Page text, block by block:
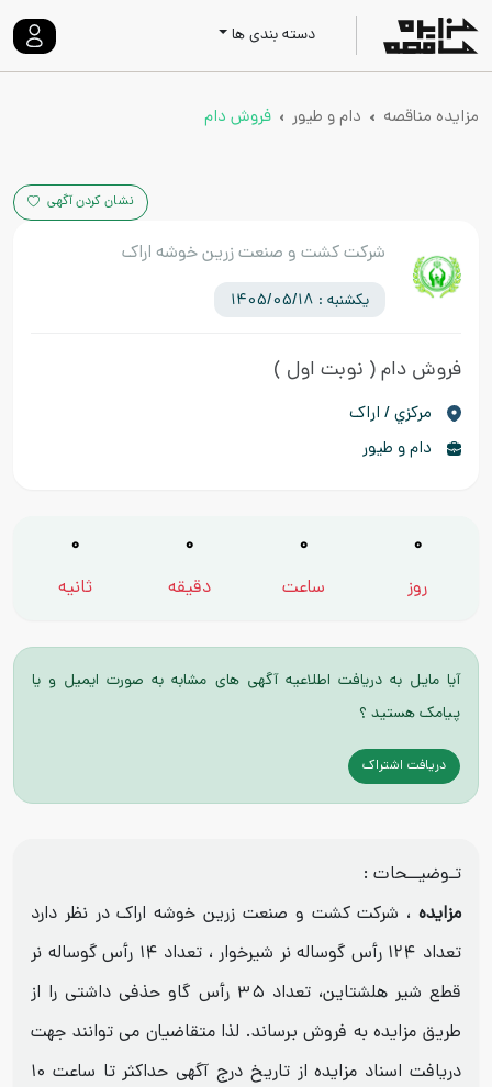
دسته بندی ها
مزایده مناقصه دام و طیور فروش دام
نشان کردن آگهی
شرکت کشت و صنعت زرین خوشه اراک
یکشنبه : 1405/05/18
فروش دام( نوبت اول )
مركزي / اراک
دام و طیور
0
روز
0
ساعت
0
دقیقه
0
ثانیه
آیا مایل به دریافت اطلاعیه آگهی های مشابه به صورت ایمیل و یا
پیامک هستید ؟
دریافت اشتراک
تـوضیــحات :
مزایده ، شرکت کشت و صنعت زرین خوشه اراک در نظر دارد
تعداد ۱۲۴ رأس گوساله نر شیرخوار ، تعداد ۱۴ رأس گوساله نر
قطع شیر هلشتاین، تعداد ۳۵ رأس گاو حذفی داشتی را از
طریق مزایده به فروش برساند. لذا متقاضیان می توانند جهت
دریافت اسناد مزایده از تاریخ درج آگهی حداکثر تا ساعت ۱۰